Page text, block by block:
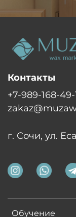
Обучение
Контакты
+7-989-168-49-
г. Сочи, ул.